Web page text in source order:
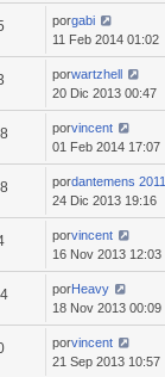
porgabi
11 Feb 2014 01:02
porwartzhell
20 Dic 2013 00:47
porvincent
01 Feb 2014 17:07
pordantemens 2011
24 Dic 2013 19:16
porvincent
16 Nov 2013 12:03
porHeavy
18 Nov 2013 00:09
porvincent
21 Sep 2013 10:57